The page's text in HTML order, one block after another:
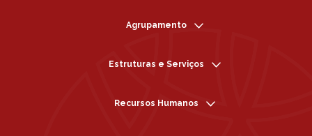
Agrupamento
Estruturas e Serviços
Recursos Humanos